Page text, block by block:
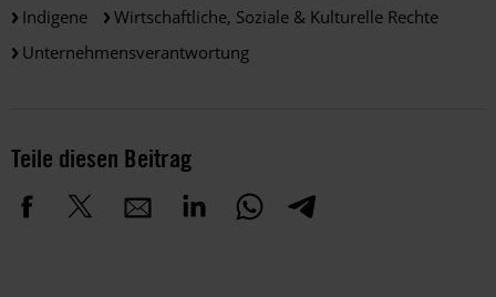
Indigene
Wirtschaftliche, Soziale & Kulturelle Rechte
Unternehmensverantwortung
Teile diesen Beitrag